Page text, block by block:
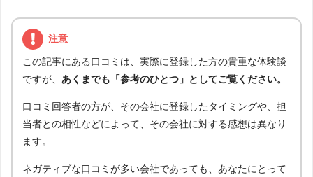
注意
この記事にある口コミは、実際に登録した方の貴重な体験談
ですが、 あくまでも「参考のひとつ」としてご覧ください。
口コミ回答者の方が、その会社に登録したタイミングや、担
当者との相性などによって、その会社に対する感想は異なり
ます。
ネガティブな口コミが多い会社であっても、あなたにとって